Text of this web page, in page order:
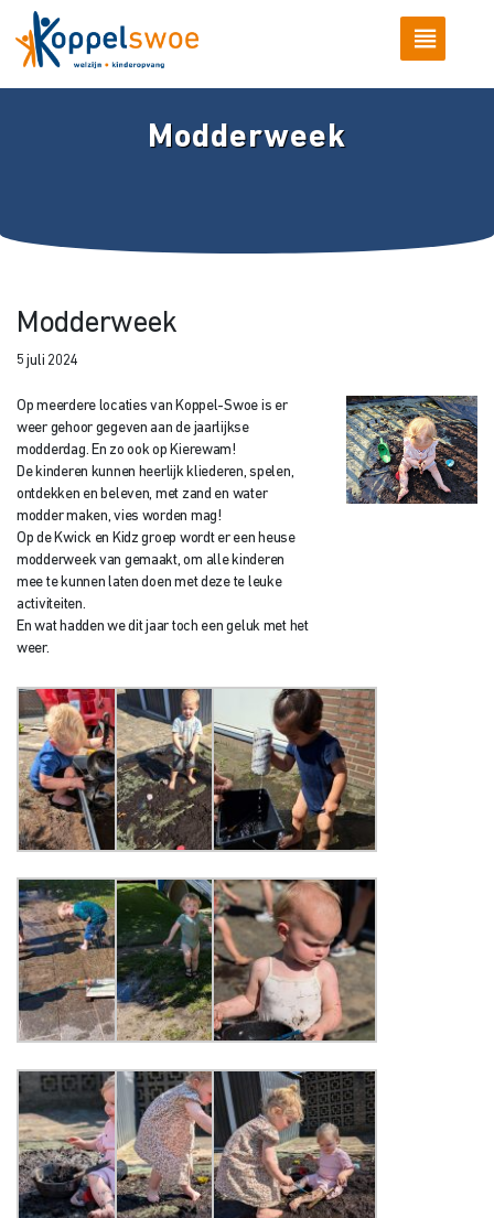
Modderweek
Modderweek
5 juli 2024
Op meerdere locaties van Koppel-Swoe is er
weer gehoor gegeven aan de jaarlijkse
modderdag. En zo ook op Kierewam!
De kinderen kunnen heerlijk kliederen, spelen,
ontdekken en beleven, met zand en water
modder maken, vies worden mag!
Op de Kwick en Kidz groep wordt er een heuse
modderweek van gemaakt, om alle kinderen
mee te kunnen laten doen met deze te leuke
activiteiten.
En wat hadden we dit jaar toch een geluk met het
weer.